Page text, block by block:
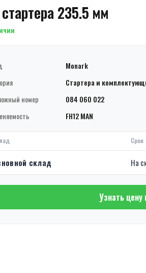
235.5 мм
Monark
Стартера и
номер
084 060 022
FH12 MAN
Срок
склад На
Узнать цену